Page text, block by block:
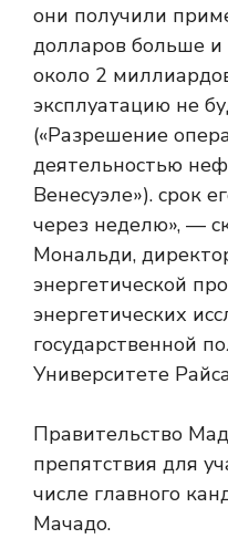
они получили
долларов больше и
около 2
эксплуатацию не
(«Разрешение
деятельностью
Венесуэле»). срок
через неделю», —
Мональди,
энергетической
энергетических
государственной
Университете
Правительство
препятствия для
числе главного
Мачадо.